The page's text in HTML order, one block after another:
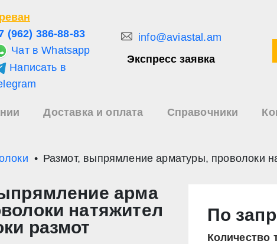
(962) 386-88-83
Чат в Whatsapp
Написать в
info@aviastal.am
Экспресс заявка
Доставка и оплата Справочники
Размот, выпрямление арматуры, проволоки
арма
натяжител
размот
По
Количество